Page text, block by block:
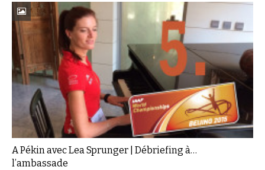
A Pékin avec Lea Sprunger | Débriefing à…
l’ambassade